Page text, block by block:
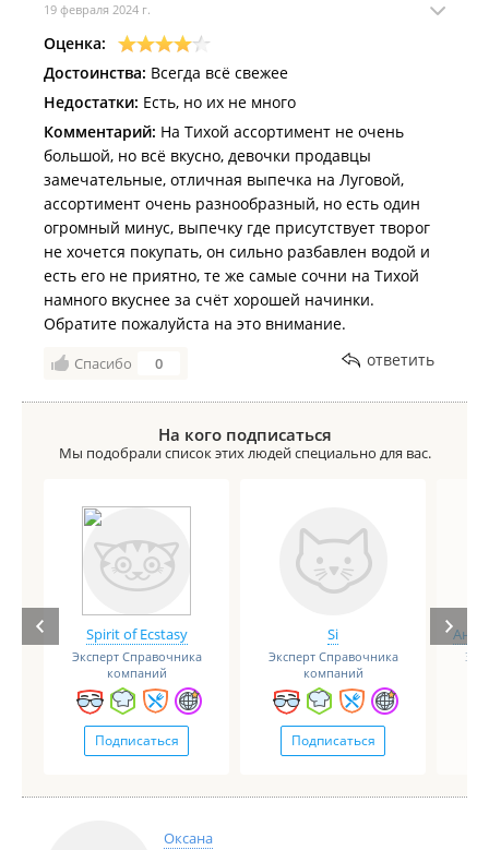
19 февраля 2024 г.
Оценка:
Достоинства: Всегда всё свежее
Недостатки: Есть, но их не много
Комментарий: На Тихой ассортимент не очень
большой, но всё вкусно, девочки продавцы
замечательные, отличная выпечка на Луговой,
ассортимент очень разнообразный, но есть один
огромный минус, выпечку где присутствует творог
не хочется покупать, он сильно разбавлен водой и
есть его не приятно, те же самые сочни на Тихой
намного вкуснее за счёт хорошей начинки.
Обратите пожалуйста на это внимание.
Спасибо 0 ответить
На кого подписаться
Мы подобрали список этих людей специально для вас.
Spirit of Ecstasy
Эксперт Справочника
компаний
Подписаться
Si
Эксперт Справочника
компаний
Подписаться
Оксана